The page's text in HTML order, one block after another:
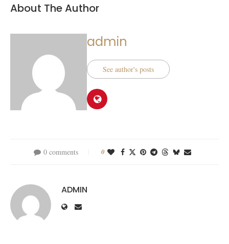
About The Author
admin
See author's posts
0 comments 0
ADMIN